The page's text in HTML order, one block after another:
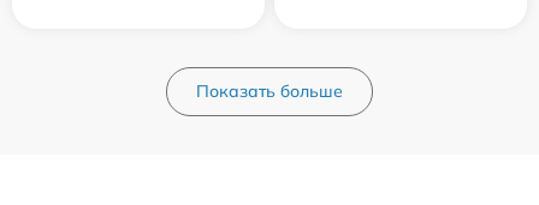
Показать больше